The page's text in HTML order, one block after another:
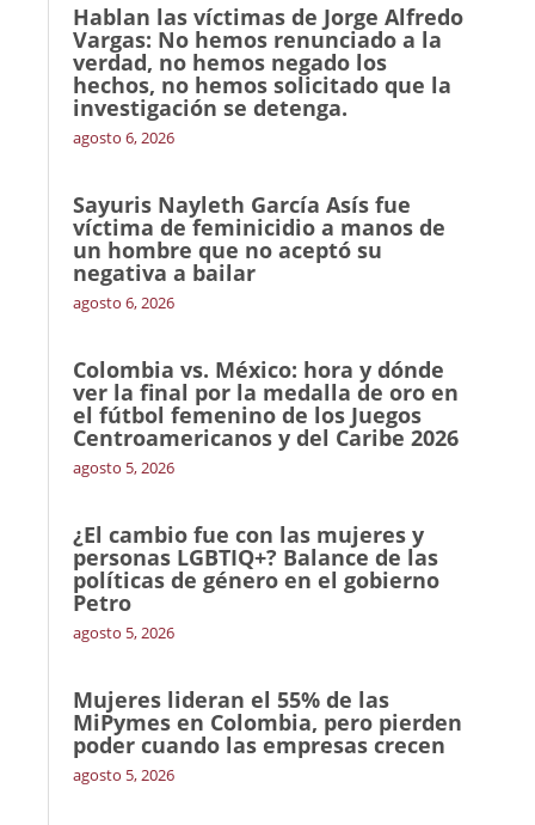
Hablan las víctimas de Jorge Alfredo
Vargas: No hemos renunciado a la
verdad, no hemos negado los
hechos, no hemos solicitado que la
investigación se detenga.
agosto 6, 2026
Sayuris Nayleth García Asís fue
víctima de feminicidio a manos de
un hombre que no aceptó su
negativa a bailar
agosto 6, 2026
Colombia vs. México: hora y dónde
ver la final por la medalla de oro en
el fútbol femenino de los Juegos
Centroamericanos y del Caribe 2026
agosto 5, 2026
¿El cambio fue con las mujeres y
personas LGBTIQ+? Balance de las
políticas de género en el gobierno
Petro
agosto 5, 2026
Mujeres lideran el 55% de las
MiPymes en Colombia, pero pierden
poder cuando las empresas crecen
agosto 5, 2026